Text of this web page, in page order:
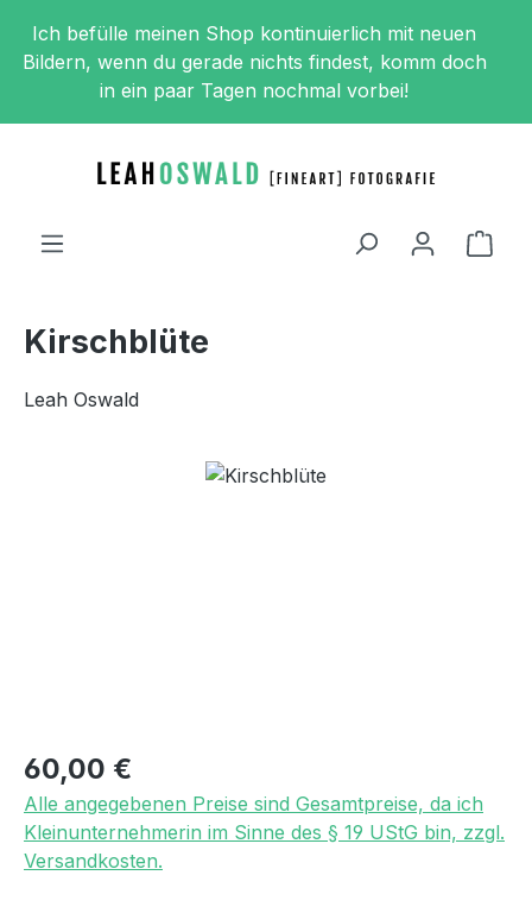
Zum Hauptinhalt springen
Ich befülle meinen Shop kontinuierlich mit neuen
Bildern, wenn du gerade nichts findest, komm doch
in ein paar Tagen nochmal vorbei!
Kirschblüte
Leah Oswald
Bildergalerie überspringen
Regulärer Preis:
60,00 €
Alle angegebenen Preise sind Gesamtpreise, da ich
Kleinunternehmerin im Sinne des § 19 UStG bin, zzgl.
Versandkosten.